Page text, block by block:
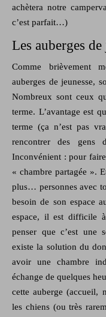
achètera notre
c’est parfait…)
Les auberges de
Comme brièvement
auberges de jeunesse,
Nombreux sont ceux
terme. L’avantage est
terme (ça n’est pas
rencontrer des gens
Inconvénient : pour
« chambre partagée ».
plus… personnes avec
besoin de son espace
espace, il est difficile
penser que c’est une
existe la solution du
avoir une chambre
échange de quelques
cette auberge (accueil,
les chiens (ou très